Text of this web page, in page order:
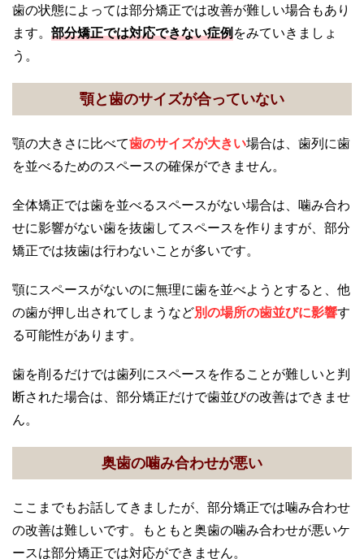
歯の状態によっては部分矯正では改善が難しい場合もあり
ます。 部分矯正では対応できない症例をみていきましょ
う。
顎と歯のサイズが合っていない
顎の大きさに比べて歯のサイズが大きい場合は、歯列に歯
を並べるためのスペースの確保ができません。
全体矯正では歯を並べるスペースがない場合は、噛み合わ
せに影響がない歯を抜歯してスペースを作りますが、部分
矯正では抜歯は行わないことが多いです。
顎にスペースがないのに無理に歯を並べようとすると、他
の歯が押し出されてしまうなど別の場所の歯並びに影響す
る可能性があります。
歯を削るだけでは歯列にスペースを作ることが難しいと判
断された場合は、部分矯正だけで歯並びの改善はできませ
ん。
奥歯の噛み合わせが悪い
ここまでもお話してきましたが、部分矯正では噛み合わせ
の改善は難しいです。もともと奥歯の噛み合わせが悪いケ
ースは部分矯正では対応ができません。